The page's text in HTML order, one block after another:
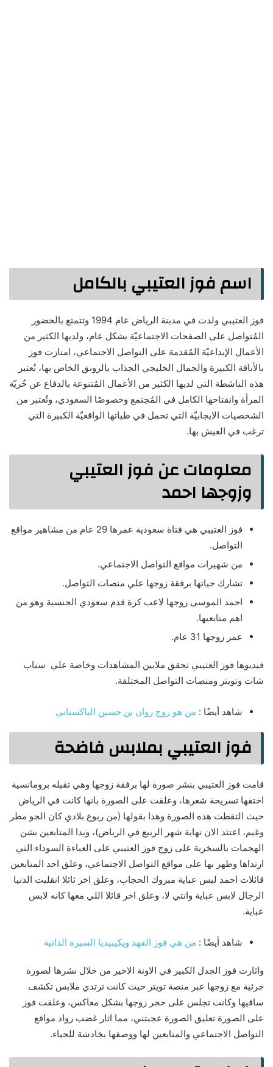
اسم فوز العتيبي بالكامل
فوز العتيبي ولدت في مدينة الرياض عام 1994 وتتمتع بالحضور
المُتواصل على الصفحات الاجتماعيّة بشكل عام، ولديها الكثير من
الأعمال الإبداعيّة المُقدمة على التواصل الاجتماعي، امتازت فوز
بالأناقة الكبيرة والجمال الخليجي الجذاب بالرونق الخاص بها، تُعتبر
هذه الناشطة التي لديها الكثير من الأعمال المُتنوعة بالدفاع عن حُريّة
المرأة وانفتاحها الكامل في المُجتمع وخصوصًا السعودي، وتُعتبر من
الشخصيات الايجابيّة التي تحمل في طياتها الواقعيّة الكبيرة التي
ترغب في العيش بها.
معلومات عن فوز العتيبي
وزوجها احمد
فوز العتيبي هي فتاة سعودية عمرها 29 عام من مشاهير مواقع
التواصل.
من شهيرات مواقع التواصل الاجتماعي.
تشارك حياتها برفقة زوجها علي منصات التواصل.
احمد الموسى زوجها لاعب كرة قدم سعودي الجنسية وهو من
اهم متابعيها.
عمر زوجها 31 عام.
فيديوها فوز العتيبي تحقق ملايين المشاهدات وخاصة علي سناب
شات وتويتر ومنصات التواصل المختلفة.
شاهد أيضًا : من هو زوج روان بن حسين الباكستاني
فوز العتيبي بملابس فاضحة
قامت فوز العتيبي بنشر صورة لها برفقة زوجها وهي تقبله برومانسية
اختفها تسريحة شعرها، وعلقت على الصورة بانها كانت في الرياض
حيث التقطت هذه الصورة وهذا بقولها (من ربوع بلادي كان الجو مطر
وغيم، اعتثد الان نهاية شهر الربيع في الرياض)، وبدا المتابعين بشن
الهجمات بالسخرية على زوج فوز العتيبي على العباءة السوداء التي
ارتداها وظهر بها على مواقع التواصل الاجتماعي، وعلق احد المتابعين
قائلات احمد لبس عباية مبروك الحجاب، وعلق اخر ثائلا انقلبت الدنيا
الرجال لابس عباية وانتي لا، وعلق اخر قائلا اللي معها كانه لابس
عباية.
شاهد أيضًا : من هي فوز الفهد ويكيبيديا السيرة الذاتية
واثارت فوز الجدل الكبير في الاونة الاخير من خلال نشرها لصورة
جرئية مع زوجها عبر منصة تويتر حيث كانت ترتدي ملابس تكشف
ساقيها وكانت تجلس على حجر زوجها بشكل معاكس، وعلقت فوز
على الصورة تعليق الصورة عجبتني، مما اثار غضب رواد مواقع
التواصل الاجتماعي والمتابعين لها ووصفها بخادشة للحياء.